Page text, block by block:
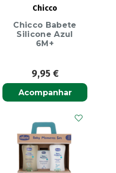
Chicco
Chicco Babete
Silicone Azul
6M+
9,95 €
Acompanhar